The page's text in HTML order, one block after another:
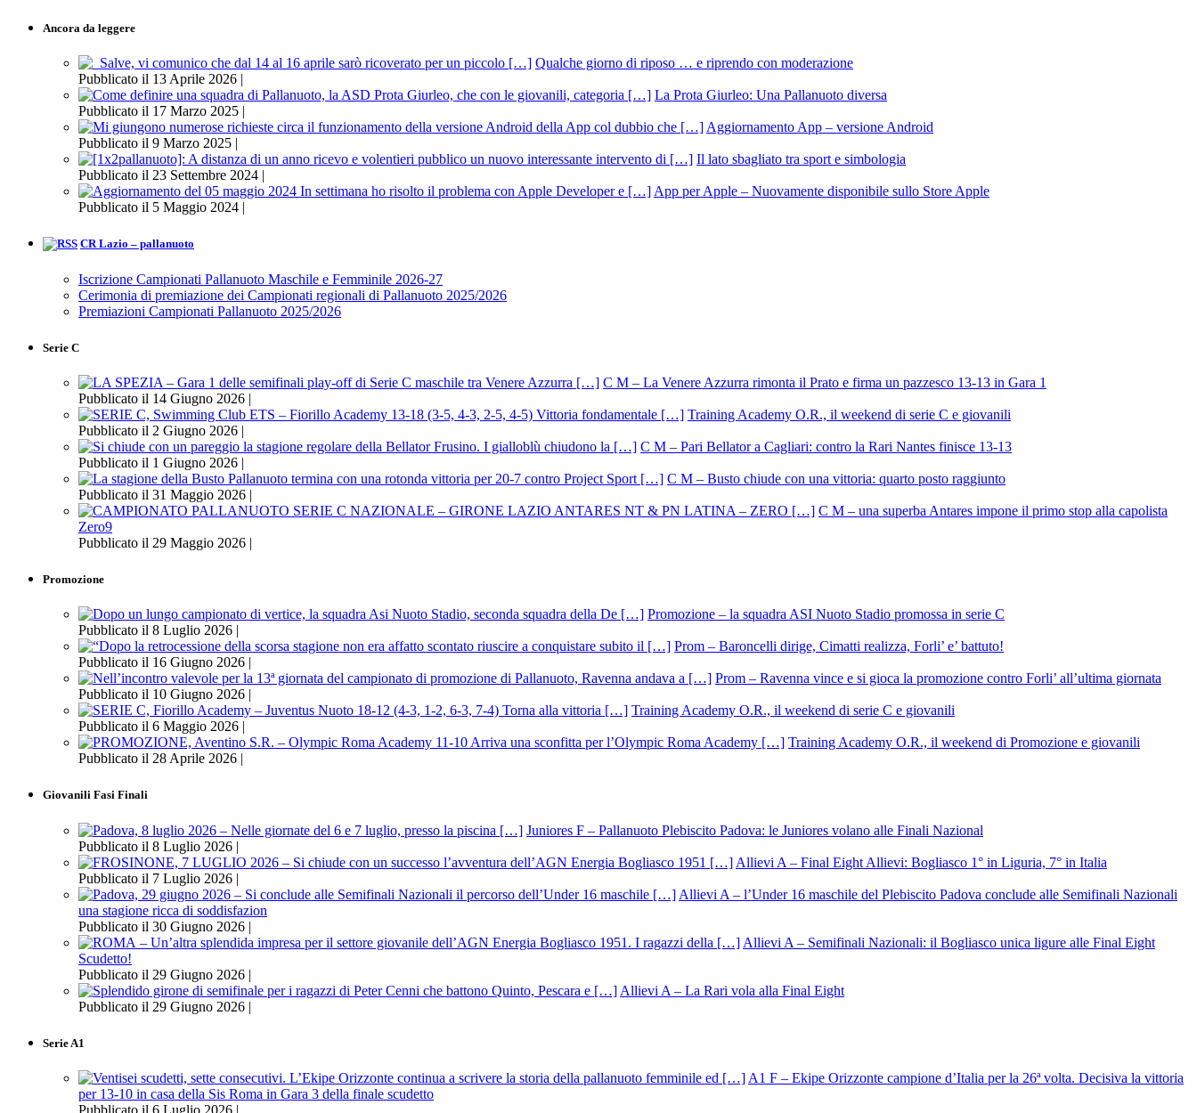
Ancora da leggere
Qualche giorno di riposo … e riprendo con moderazione
Pubblicato il 13 Aprile 2026 |
La Prota Giurleo: Una Pallanuoto diversa
Pubblicato il 17 Marzo 2025 |
Aggiornamento App – versione Android
Pubblicato il 9 Marzo 2025 |
Il lato sbagliato tra sport e simbologia
Pubblicato il 23 Settembre 2024 |
App per Apple – Nuovamente disponibile sullo Store Apple
Pubblicato il 5 Maggio 2024 |
CR Lazio – pallanuoto
Iscrizione Campionati Pallanuoto Maschile e Femminile 2026-27
Cerimonia di premiazione dei Campionati regionali di Pallanuoto 2025/2026
Premiazioni Campionati Pallanuoto 2025/2026
Serie C
C M – La Venere Azzurra rimonta il Prato e firma un pazzesco 13-13 in Gara 1
Pubblicato il 14 Giugno 2026 |
Training Academy O.R., il weekend di serie C e giovanili
Pubblicato il 2 Giugno 2026 |
C M – Pari Bellator a Cagliari: contro la Rari Nantes finisce 13-13
Pubblicato il 1 Giugno 2026 |
C M – Busto chiude con una vittoria: quarto posto raggiunto
Pubblicato il 31 Maggio 2026 |
C M – una superba Antares impone il primo stop alla capolista
Zero9
Pubblicato il 29 Maggio 2026 |
Promozione
Promozione – la squadra ASI Nuoto Stadio promossa in serie C
Pubblicato il 8 Luglio 2026 |
Prom – Baroncelli dirige, Cimatti realizza, Forli’ e’ battuto!
Pubblicato il 16 Giugno 2026 |
Prom – Ravenna vince e si gioca la promozione contro Forli’ all’ultima giornata
Pubblicato il 10 Giugno 2026 |
Training Academy O.R., il weekend di serie C e giovanili
Pubblicato il 6 Maggio 2026 |
Training Academy O.R., il weekend di Promozione e giovanili
Pubblicato il 28 Aprile 2026 |
Giovanili Fasi Finali
Juniores F – Pallanuoto Plebiscito Padova: le Juniores volano alle Finali Nazional
Pubblicato il 8 Luglio 2026 |
Allievi A – Final Eight Allievi: Bogliasco 1° in Liguria, 7° in Italia
Pubblicato il 7 Luglio 2026 |
Allievi A – l’Under 16 maschile del Plebiscito Padova conclude alle Semifinali Nazionali
una stagione ricca di soddisfazion
Pubblicato il 30 Giugno 2026 |
Allievi A – Semifinali Nazionali: il Bogliasco unica ligure alle Final Eight
Scudetto!
Pubblicato il 29 Giugno 2026 |
Allievi A – La Rari vola alla Final Eight
Pubblicato il 29 Giugno 2026 |
Serie A1
A1 F – Ekipe Orizzonte campione d’Italia per la 26ª volta. Decisiva la vittoria
per 13-10 in casa della Sis Roma in Gara 3 della finale scudetto
Pubblicato il 6 Luglio 2026 |